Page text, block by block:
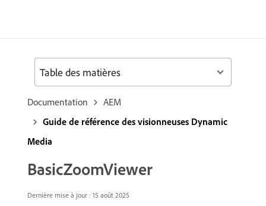
Documentation
AEM
Guide de référence des visionneuses Dynamic
Media
BasicZoomViewer
Dernière mise à jour : 15 août 2025
Table des matières